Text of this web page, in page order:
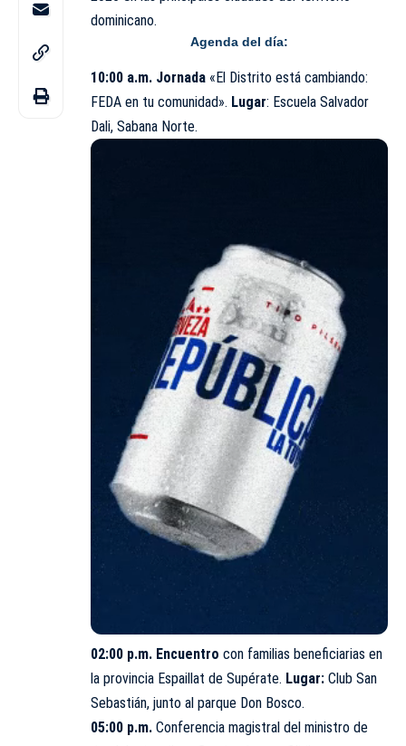
dominicano.
Agenda del día:
10:00 a.m. Jornada «El Distrito está cambiando:
FEDA en tu comunidad». Lugar: Escuela Salvador
Dali, Sabana Norte.
02:00 p.m. Encuentro con familias beneficiarias en
la provincia Espaillat de Supérate. Lugar: Club San
Sebastián, junto al parque Don Bosco.
05:00 p.m. Conferencia magistral del ministro de